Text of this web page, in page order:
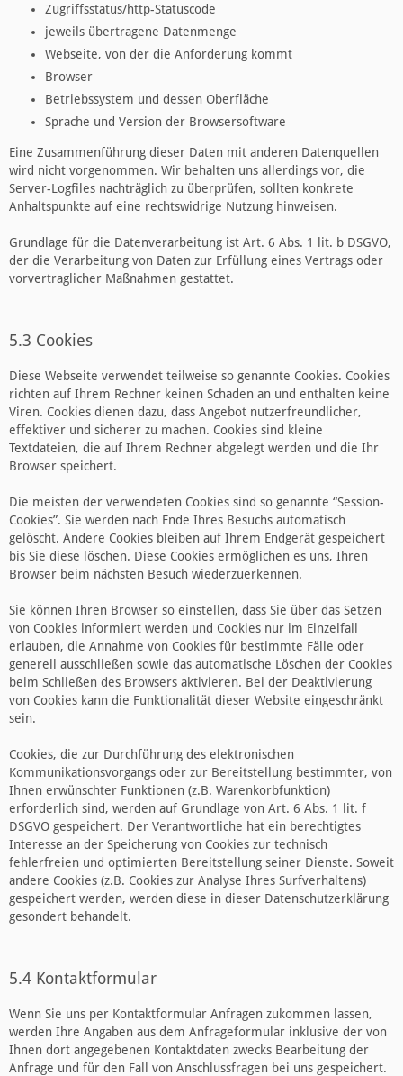
Zugriffsstatus/http-Statuscode
jeweils übertragene Datenmenge
Webseite, von der die Anforderung kommt
Browser
Betriebssystem und dessen Oberfläche
Sprache und Version der Browsersoftware
Eine Zusammenführung dieser Daten mit anderen Datenquellen
wird nicht vorgenommen. Wir behalten uns allerdings vor, die
Server-Logfiles nachträglich zu überprüfen, sollten konkrete
Anhaltspunkte auf eine rechtswidrige Nutzung hinweisen.
Grundlage für die Datenverarbeitung ist Art. 6 Abs. 1 lit. b DSGVO,
der die Verarbeitung von Daten zur Erfüllung eines Vertrags oder
vorvertraglicher Maßnahmen gestattet.
5.3 Cookies
Diese Webseite verwendet teilweise so genannte Cookies. Cookies
richten auf Ihrem Rechner keinen Schaden an und enthalten keine
Viren. Cookies dienen dazu, dass Angebot nutzerfreundlicher,
effektiver und sicherer zu machen. Cookies sind kleine
Textdateien, die auf Ihrem Rechner abgelegt werden und die Ihr
Browser speichert.
Die meisten der verwendeten Cookies sind so genannte “Session-
Cookies”. Sie werden nach Ende Ihres Besuchs automatisch
gelöscht. Andere Cookies bleiben auf Ihrem Endgerät gespeichert
bis Sie diese löschen. Diese Cookies ermöglichen es uns, Ihren
Browser beim nächsten Besuch wiederzuerkennen.
Sie können Ihren Browser so einstellen, dass Sie über das Setzen
von Cookies informiert werden und Cookies nur im Einzelfall
erlauben, die Annahme von Cookies für bestimmte Fälle oder
generell ausschließen sowie das automatische Löschen der Cookies
beim Schließen des Browsers aktivieren. Bei der Deaktivierung
von Cookies kann die Funktionalität dieser Website eingeschränkt
sein.
Cookies, die zur Durchführung des elektronischen
Kommunikationsvorgangs oder zur Bereitstellung bestimmter, von
Ihnen erwünschter Funktionen (z.B. Warenkorbfunktion)
erforderlich sind, werden auf Grundlage von Art. 6 Abs. 1 lit. f
DSGVO gespeichert. Der Verantwortliche hat ein berechtigtes
Interesse an der Speicherung von Cookies zur technisch
fehlerfreien und optimierten Bereitstellung seiner Dienste. Soweit
andere Cookies (z.B. Cookies zur Analyse Ihres Surfverhaltens)
gespeichert werden, werden diese in dieser Datenschutzerklärung
gesondert behandelt.
5.4 Kontaktformular
Wenn Sie uns per Kontaktformular Anfragen zukommen lassen,
werden Ihre Angaben aus dem Anfrageformular inklusive der von
Ihnen dort angegebenen Kontaktdaten zwecks Bearbeitung der
Anfrage und für den Fall von Anschlussfragen bei uns gespeichert.